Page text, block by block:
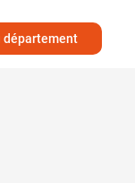
département